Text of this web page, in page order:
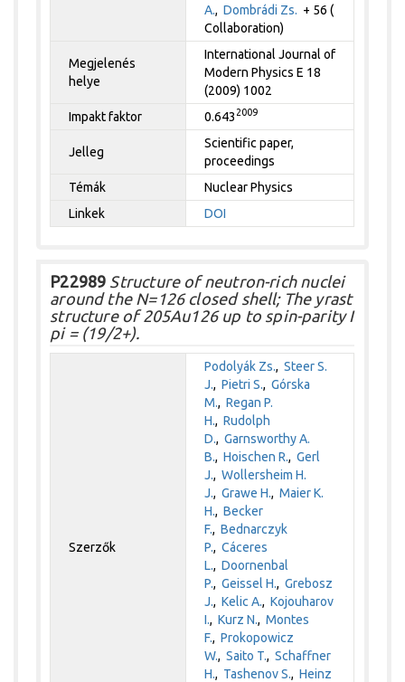
A.,Dombrádi Zs. + 56 (
Collaboration)
Megjelenés
helye
International Journal of
Modern Physics E 18
(2009) 1002
Impakt faktor
0.643 2009
Jelleg
Scientific paper,
proceedings
Témák
Nuclear Physics
Linkek
DOI
P22989 Structure of neutron-rich nuclei
around the N=126 closed shell; The yrast
structure of 205Au126 up to spin-parity I
pi = (19/2+).
Szerzők
Podolyák Zs.,Steer S.
J.,Pietri S.,Górska
M.,Regan P.
H.,Rudolph
D.,Garnsworthy A.
B.,Hoischen R.,Gerl
J.,Wollersheim H.
J.,Grawe H.,Maier K.
H.,Becker
F.,Bednarczyk
P.,Cáceres
L.,Doornenbal
P.,Geissel H.,Grebosz
J.,Kelic A.,Kojouharov
I.,Kurz N.,Montes
F.,Prokopowicz
W.,Saito T.,Schaffner
H., Tashenov S.,Heinz